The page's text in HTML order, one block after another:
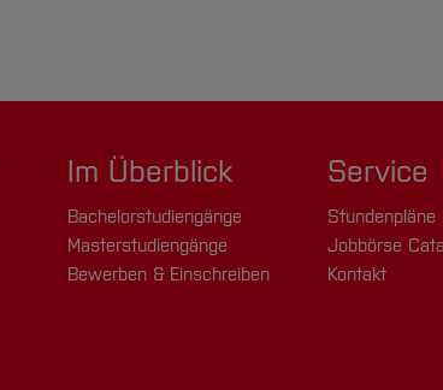
Im Überblick
Bachelorstudiengänge
Masterstudiengänge
Bewerben & Einschreiben
Service
Stundenpläne
Jobbörse
Kontakt